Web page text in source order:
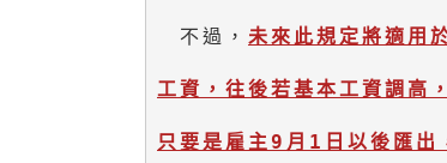
不過， 未來此規定將適用
工資，往後若基本工資調高
只要是雇主9月1日以後匯出